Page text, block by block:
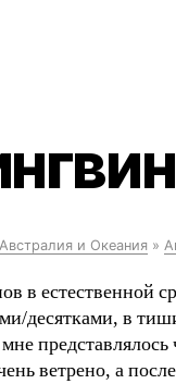
Австралия и Океания »
в естественной
десятками, в
ветрено, а